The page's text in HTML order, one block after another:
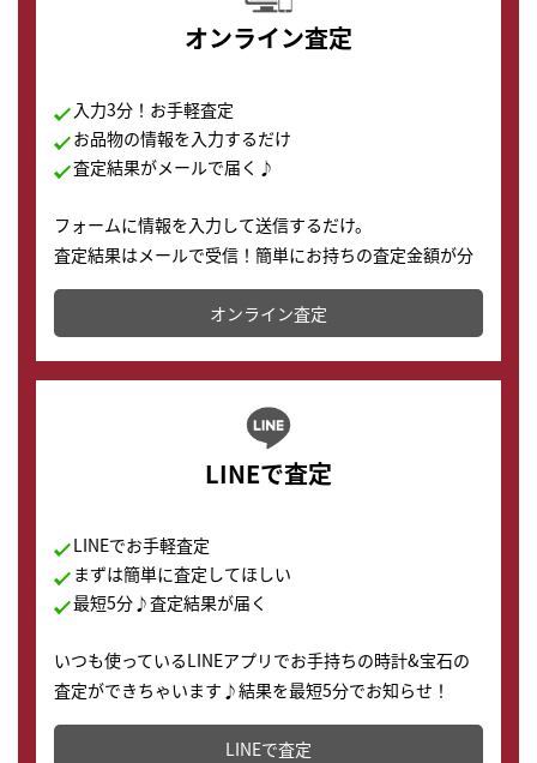
オンライン査定
入力3分！お手軽査定
お品物の情報を入力するだけ
査定結果がメールで届く♪
フォームに情報を入力して送信するだけ。
査定結果はメールで受信！簡単にお持ちの査定金額が分
かります。
オンライン査定
LINEで査定
LINEでお手軽査定
まずは簡単に査定してほしい
最短5分♪査定結果が届く
いつも使っているLINEアプリでお手持ちの時計&宝石の
査定ができちゃいます♪結果を最短5分でお知らせ！
どこからでもすぐに査定金額を知ることが出来ます。
LINEで査定